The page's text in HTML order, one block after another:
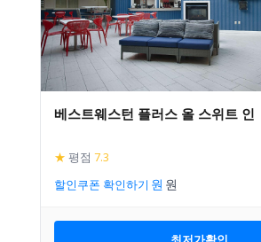
베스트웨스턴 플러스 올 스위트 인
★ 평점 7.3
할인쿠폰 확인하기